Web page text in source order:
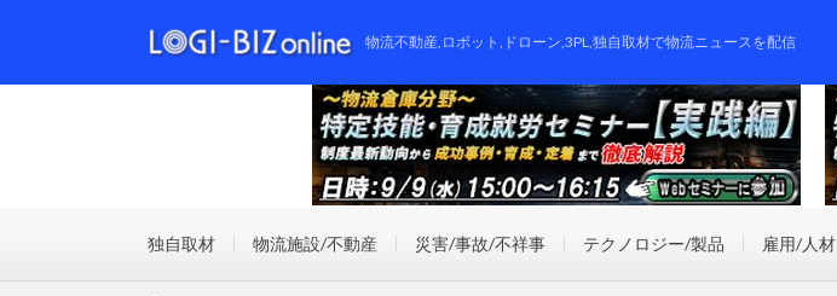
物流不動産,ロボット,ドローン,3PL,独自取材で物流ニュースを配信
独自取材 物流施設/不動産 災害/事故/不祥事 テクノロジー/製品 雇用/人材